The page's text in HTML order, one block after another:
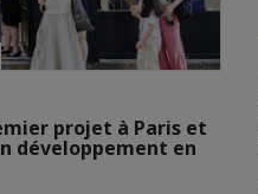
projet à Paris et
développement en